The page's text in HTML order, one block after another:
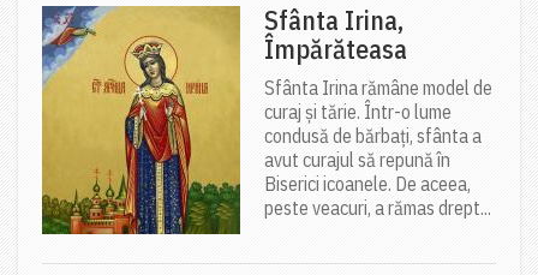
Sfânta Irina,
Împărăteasa
Sfânta Irina rămâne model de
curaj și tărie. Într-o lume
condusă de bărbați, sfânta a
avut curajul să repună în
Biserici icoanele. De aceea,
peste veacuri, a rămas drept...